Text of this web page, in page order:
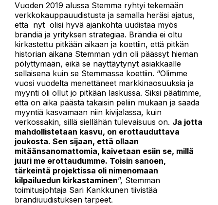
Vuoden 2019 alussa Stemma ryhtyi tekemään
verkkokauppauudistusta ja samalla heräsi ajatus,
että nyt olisi hyvä ajankohta uudistaa myös
brändiä ja yrityksen strategiaa. Brändiä ei oltu
kirkastettu pitkään aikaan ja koettiin, että pitkän
historian aikana Stemman ydin oli päässyt hieman
pölyttymään, eikä se näyttäytynyt asiakkaalle
sellaisena kuin se Stemmassa koettiin. “Olimme
vuosi vuodelta menettäneet markkinaosuuksia ja
myynti oli ollut jo pitkään laskussa. Siksi päätimme,
että on aika päästä takaisin peliin mukaan ja saada
myyntiä kasvamaan niin kivijalassa, kuin
verkossakin, sillä siellähän tulevaisuus on. Ja jotta
mahdollistetaan kasvu, on erottauduttava
joukosta. Sen sijaan, että ollaan
mitäänsanomattomia, kaivetaan esiin se, millä
juuri me erottaudumme. Toisin sanoen,
tärkeintä projektissa oli nimenomaan
kilpailuedun kirkastaminen”, Stemman
toimitusjohtaja Sari Kankkunen tiivistää
brändiuudistuksen tarpeet.